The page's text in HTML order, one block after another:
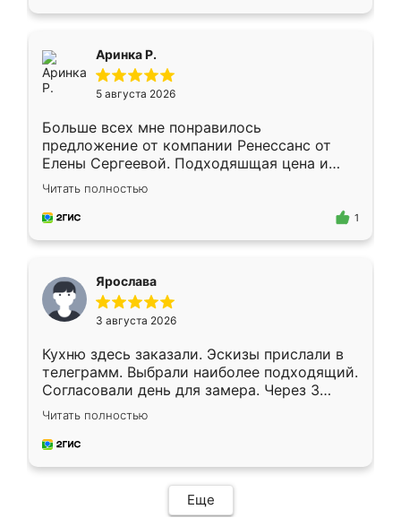
Аринка Р.
5 августа 2026
Больше всех мне понравилось
предложение от компании Ренессанс от
Елены Сергеевой. Подходяшщая цена и
короткие сроки изготовления. Приехавший
для замера сотрудник Владислав
предложил по моему эскизу самый
Читать полностью
1
Ярослава
3 августа 2026
Кухню здесь заказали. Эскизы прислали в
телеграмм. Выбрали наиболее подходящий.
Согласовали день для замера. Через 3
недели кухня была уже готова. Остались
довольны работой. Спасибо Ренессанс
мебель за качественную работу!
Читать полностью
Еще